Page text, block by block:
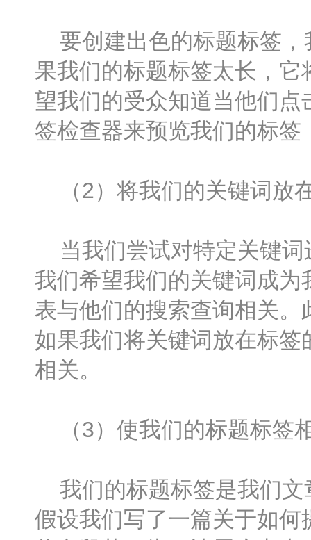
要创建出色的标题标签，
果我们的标题标签太长，
望我们的受众知道当他们
签检查器来预览我们的标
（2）将我们的关键词放
当我们尝试对特定关键词
我们希望我们的关键词成
表与他们的搜索查询相关
如果我们将关键词放在标
相关。
（3）使我们的标题标签
我们的标题标签是我们文
假设我们写了一篇关于如